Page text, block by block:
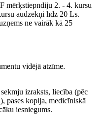
mērķstiepndiju 2. - 4. kursu
audzēkņi līdz 20 Ls.
ne vairāk kā 25
vidējā atzīme.
izraksts, liecība (pēc
pases kopija, medicīniskā
iesniegums.